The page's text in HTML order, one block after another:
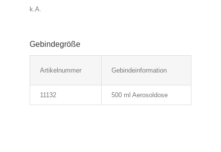
k.A.
Gebindegröße
Artikelnummer Gebindeinformation
11132 500 ml Aerosoldose